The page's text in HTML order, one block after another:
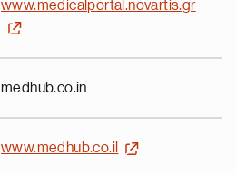
www.medicalportal.novartis.gr
medhub.co.in
www.medhub.co.il